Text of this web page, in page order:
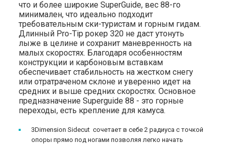
что и более широкие SuperGuide, вес 88-го
минимален, что идеально подходит
требовательным ски-туристам и горным гидам.
Длинный Pro-Tip рокер 320 не даст утонуть
лыже в целине и сохранит маневренность на
малых скоростях. Благодаря особенностям
конструкции и карбоновым вставкам
обеспечивает стабильность на жестком снегу
или отратраченом склоне и уверенно идет на
средних и выше средних скоростях. Основное
предназначение Superguide 88 - это горные
переходы, есть крепление для камуса.
3Dimension Sidecut сочетает в себе 2 радиуса с точкой
опоры прямо под ногами позволяя легко начать